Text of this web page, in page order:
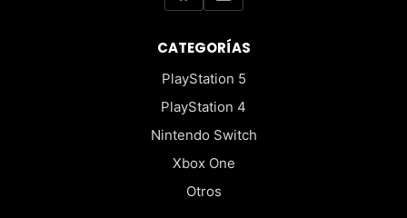
CATEGORÍAS
PlayStation 5
PlayStation 4
Nintendo Switch
Xbox One
Otros